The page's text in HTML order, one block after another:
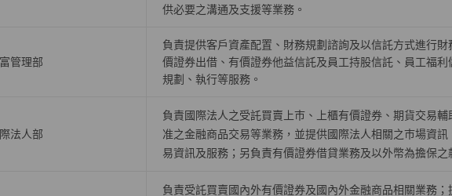
供必要之溝通及支援等業務。
管理部
負責提供客戶資產配置、財務規劃諮詢及以信託方式進行財
價證券出借、有價證券他益信託及員工持股信託、員工福利
規劃、執行等服務。
法人部
負責國際法人之受託買賣上巿、上櫃有價證券、期貨交易
准之金融商品交易等業務，並提供國際法人相關之巿場資訊
易資訊及服務；另負責有價證券借貸業務及以外幣為擔保之
負責受託買賣國內外有價證券及國內外金融商品相關業務；